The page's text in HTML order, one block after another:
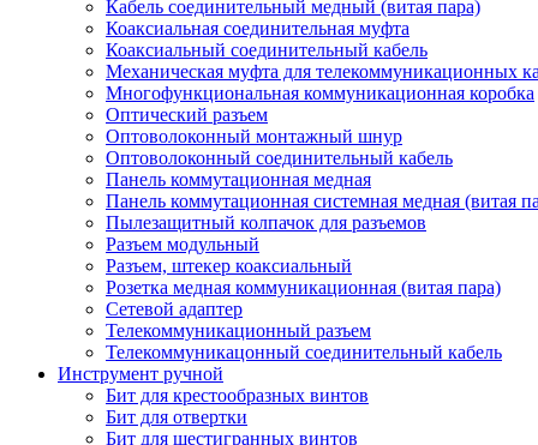
Кабель соединительный медный (витая пара)
Коаксиальная соединительная муфта
Коаксиальный соединительный кабель
Механическая муфта для телекоммуникационных
Многофункциональная коммуникационная коробка
Оптический разъем
Оптоволоконный монтажный шнур
Оптоволоконный соединительный кабель
Панель коммутационная медная
Панель коммутационная системная медная (витая
Пылезащитный колпачок для разъемов
Разъем модульный
Разъем, штекер коаксиальный
Розетка медная коммуникационная (витая пара)
Сетевой адаптер
Телекоммуникационный разъем
Телекоммуникацонный соединительный кабель
Инструмент ручной
Бит для крестообразных винтов
Бит для отвертки
Бит для шестигранных винтов